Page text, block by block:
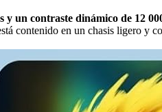
un contraste dinámico de 12
contenido en un chasis ligero y